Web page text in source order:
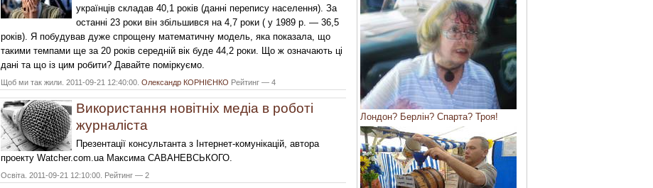
українців складав 40,1 років (данні перепису населення). За
останні 23 роки він збільшився на 4,7 роки ( у 1989 р. — 36,5
років). Я побудував дуже спрощену математичну модель, яка показала, що
такими темпами ще за 20 років середній вік буде 44,2 роки. Що ж означають ці
дані та що із цим робити? Давайте поміркуємо.
Щоб ми так жили. 2011-09-21 12:40:00. Олександр КОРНІЄНКО Рейтинг — 4
Використання новітніх медіа в роботі
журналіста
Презентації консультанта з Інтернет-комунікацій, автора
проекту Watcher.com.ua Максима САВАНЕВСЬКОГО.
Освіта. 2011-09-21 12:10:00. Рейтинг — 2
Лондон? Берлін? Спарта? Троя!